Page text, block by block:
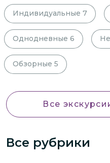
Индивидуальные 7
Однодневные 6
Обзорные 5
Все
Все рубрики